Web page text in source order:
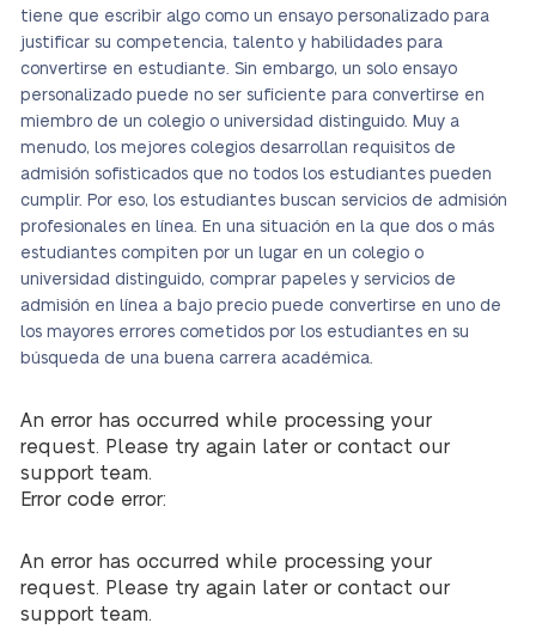
tiene que escribir algo como un ensayo personalizado para
justificar su competencia, talento y habilidades para
convertirse en estudiante. Sin embargo, un solo ensayo
personalizado puede no ser suficiente para convertirse en
miembro de un colegio o universidad distinguido. Muy a
menudo, los mejores colegios desarrollan requisitos de
admisión sofisticados que no todos los estudiantes pueden
cumplir. Por eso, los estudiantes buscan servicios de admisión
profesionales en línea. En una situación en la que dos o más
estudiantes compiten por un lugar en un colegio o
universidad distinguido, comprar papeles y servicios de
admisión en línea a bajo precio puede convertirse en uno de
los mayores errores cometidos por los estudiantes en su
búsqueda de una buena carrera académica.
An error has occurred while processing your
request. Please try again later or contact our
support team.
Error code error:
An error has occurred while processing your
request. Please try again later or contact our
support team.